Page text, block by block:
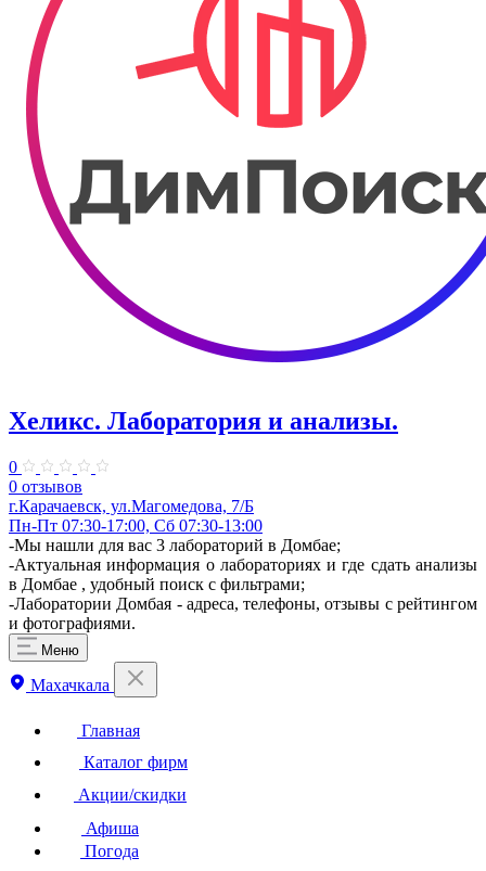
Хеликс. Лаборатория и анализы.
0
0 отзывов
г.Карачаевск, ул.Магомедова, 7/Б
Пн-Пт 07:30-17:00, Сб 07:30-13:00
-Мы нашли для вас 3 лабораторий в Домбае;
-Актуальная информация о лабораториях и где сдать анализы
в Домбае , удобный поиск с фильтрами;
-Лаборатории Домбая - адреса, телефоны, отзывы с рейтингом
и фотографиями.
Меню
Махачкала
Главная
Каталог фирм
Акции/скидки
Афиша
Погода